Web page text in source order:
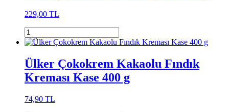
229,00 TL
Ülker Çokokrem Kakaolu Fındık
Kreması Kase 400 g
74,90 TL